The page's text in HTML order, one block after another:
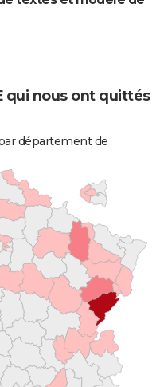
qui nous ont quittés
département de